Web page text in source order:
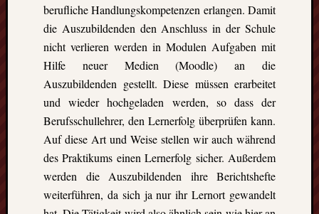
berufliche Handlungskompetenzen erlangen. Damit
die Auszubildenden den Anschluss in der Schule
nicht verlieren werden in Modulen Aufgaben mit
Hilfe neuer Medien (Moodle) an die
Auszubildenden gestellt. Diese müssen erarbeitet
und wieder hochgeladen werden, so dass der
Berufsschullehrer, den Lernerfolg überprüfen kann.
Auf diese Art und Weise stellen wir auch während
des Praktikums einen Lernerfolg sicher. Außerdem
werden die Auszubildenden ihre Berichtshefte
weiterführen, da sich ja nur ihr Lernort gewandelt